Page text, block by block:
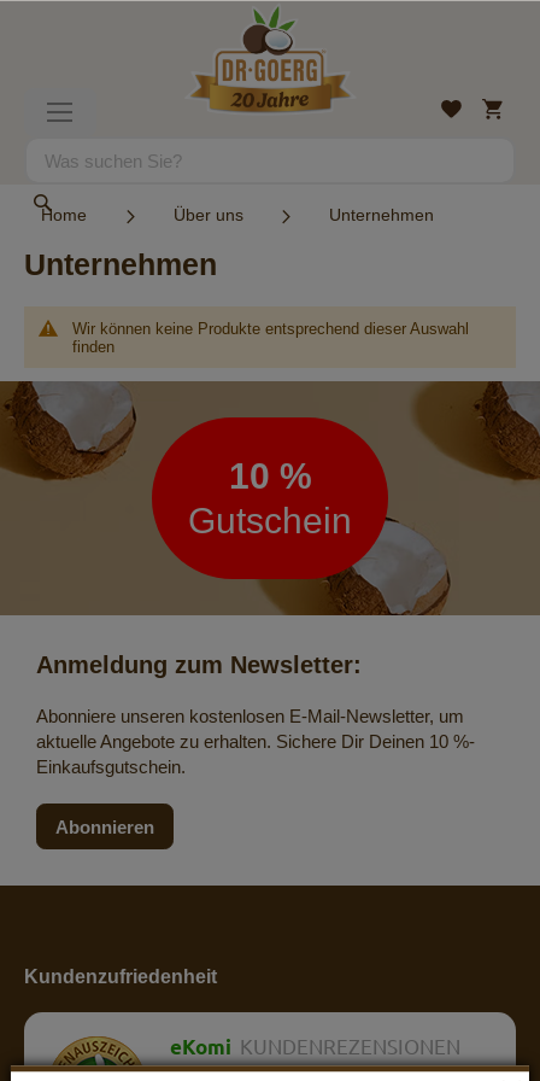
Suche
Wunschliste
Mein
Home Über uns Unternehmen
Unternehmen
Wir können keine Produkte entsprechend dieser Auswahl
finden
Newsletter
10 %
Gutschein
Anmeldung zum Newsletter:
Abonniere unseren kostenlosen E-Mail-Newsletter, um
aktuelle Angebote zu erhalten. Sichere Dir Deinen 10 %-
Einkaufsgutschein.
Abonnieren
Kundenzufriedenheit
eKomi KUNDENREZENSIONEN